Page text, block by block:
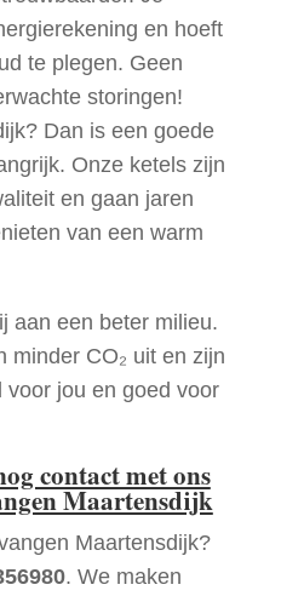
en hoeft
te plegen. Geen
storingen!
Dan is een goede
Onze ketels zijn
en gaan jaren
van een warm
aan een beter milieu.
minder CO₂ uit en zijn
voor jou en goed voor
contact met ons
Maartensdijk
Maartensdijk?
. We maken